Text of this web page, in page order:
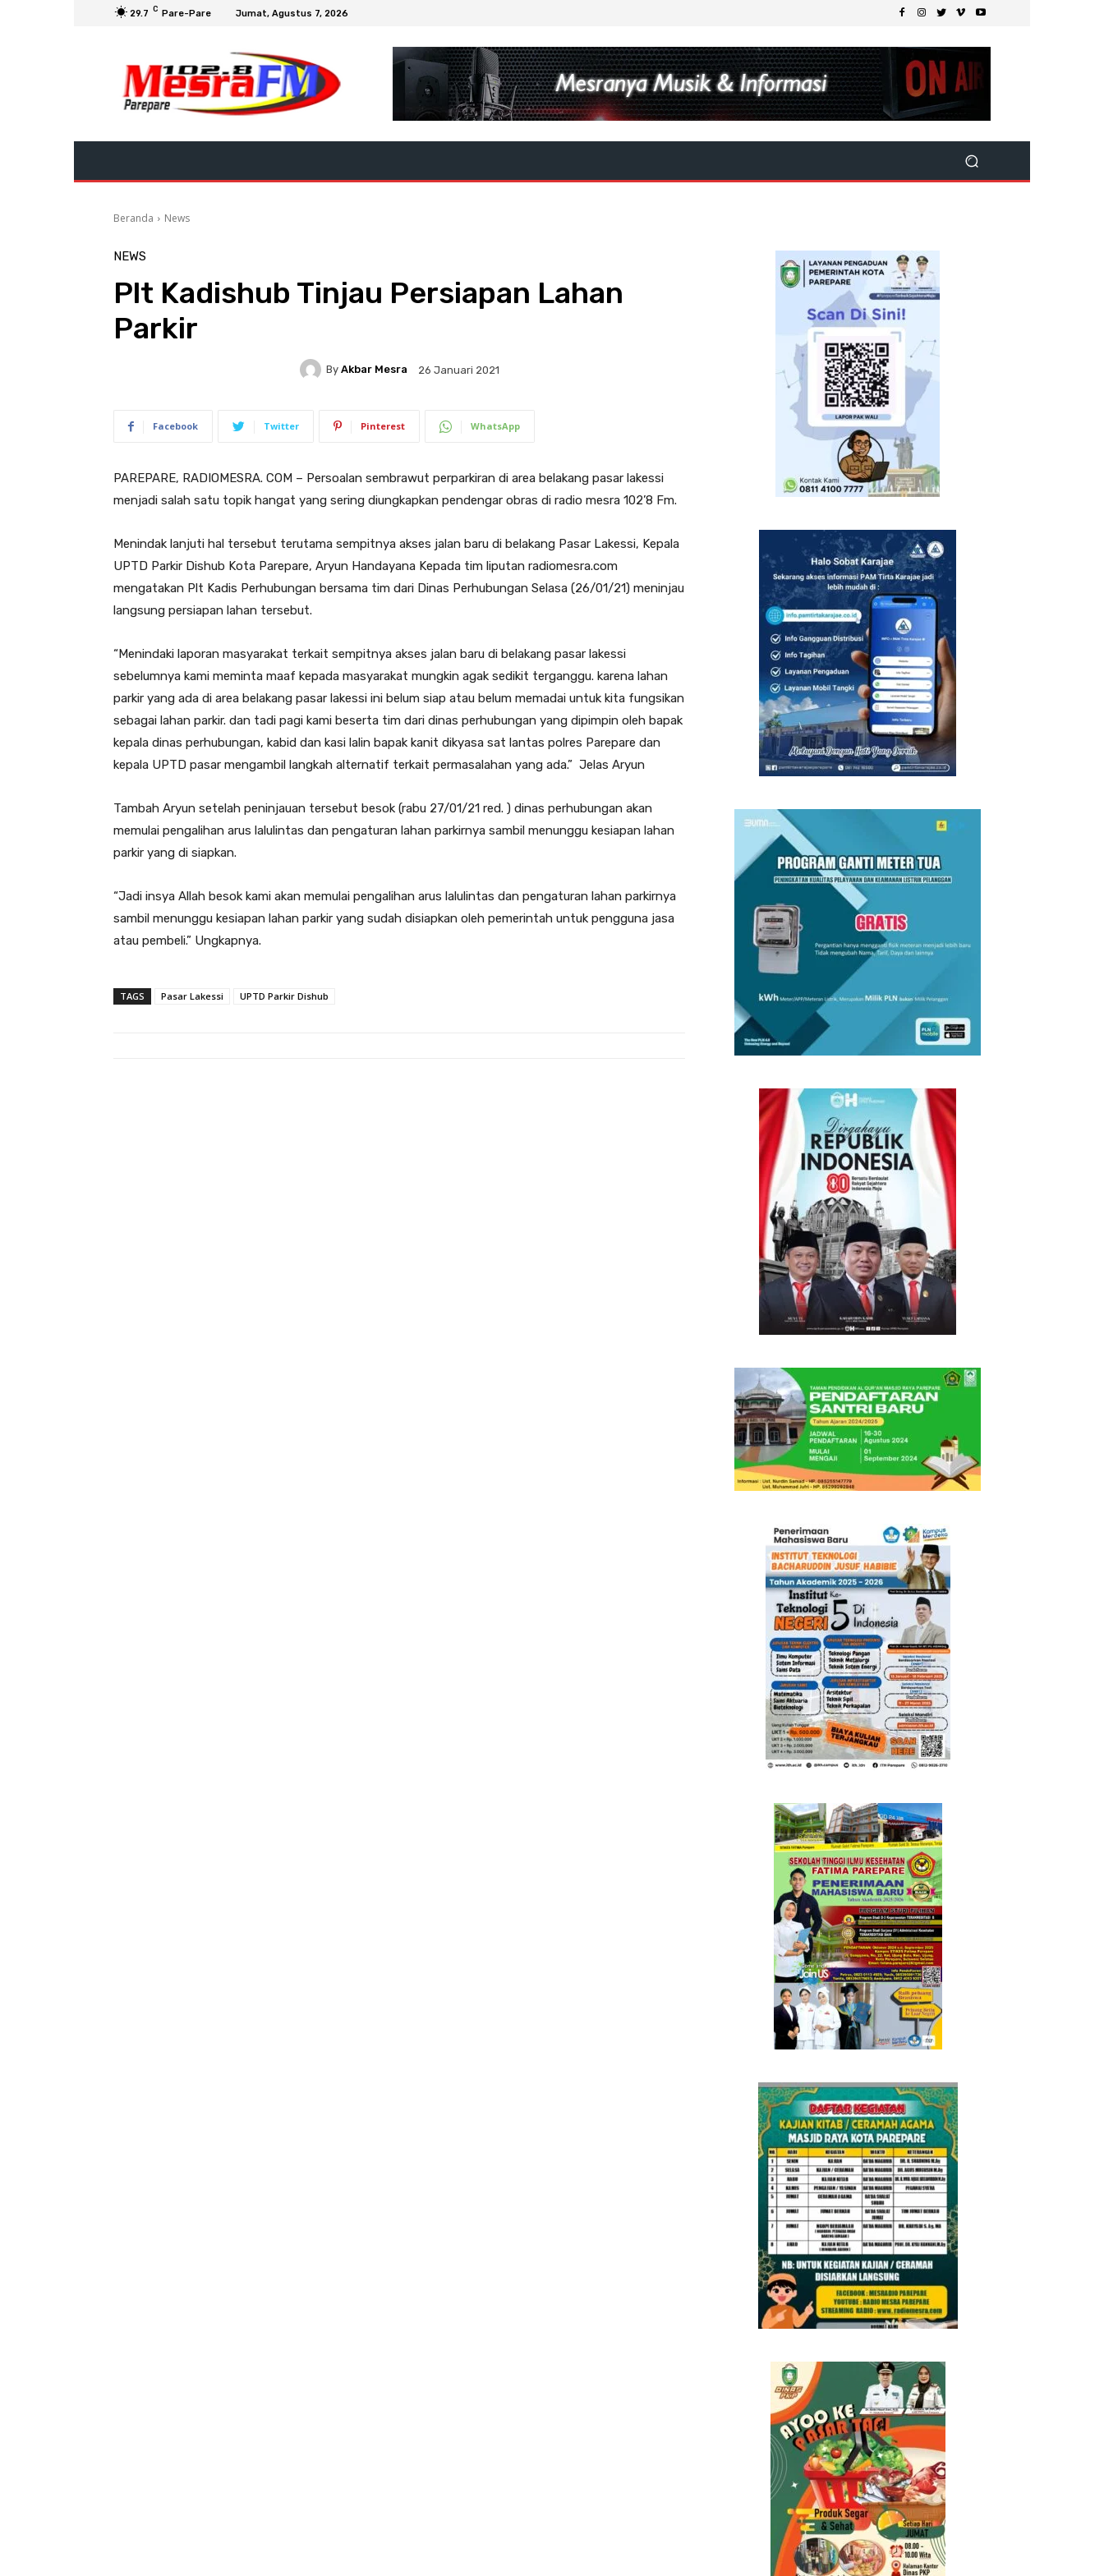
29.7 C Pare-Pare Jumat, Agustus 7, 2026
Beranda News
NEWS
Plt Kadishub Tinjau Persiapan Lahan
Parkir
By Akbar Mesra 26 Januari 2021
Facebook Twitter Pinterest WhatsApp
PAREPARE, RADIOMESRA. COM – Persoalan sembrawut perparkiran di area belakang pasar lakessi
menjadi salah satu topik hangat yang sering diungkapkan pendengar obras di radio mesra 102’8 Fm.
Menindak lanjuti hal tersebut terutama sempitnya akses jalan baru di belakang Pasar Lakessi, Kepala
UPTD Parkir Dishub Kota Parepare, Aryun Handayana Kepada tim liputan radiomesra.com
mengatakan Plt Kadis Perhubungan bersama tim dari Dinas Perhubungan Selasa (26/01/21) meninjau
langsung persiapan lahan tersebut.
“Menindaki laporan masyarakat terkait sempitnya akses jalan baru di belakang pasar lakessi
sebelumnya kami meminta maaf kepada masyarakat mungkin agak sedikit terganggu. karena lahan
parkir yang ada di area belakang pasar lakessi ini belum siap atau belum memadai untuk kita fungsikan
sebagai lahan parkir. dan tadi pagi kami beserta tim dari dinas perhubungan yang dipimpin oleh bapak
kepala dinas perhubungan, kabid dan kasi lalin bapak kanit dikyasa sat lantas polres Parepare dan
kepala UPTD pasar mengambil langkah alternatif terkait permasalahan yang ada.” Jelas Aryun
Tambah Aryun setelah peninjauan tersebut besok (rabu 27/01/21 red. ) dinas perhubungan akan
memulai pengalihan arus lalulintas dan pengaturan lahan parkirnya sambil menunggu kesiapan lahan
parkir yang di siapkan.
“Jadi insya Allah besok kami akan memulai pengalihan arus lalulintas dan pengaturan lahan parkirnya
sambil menunggu kesiapan lahan parkir yang sudah disiapkan oleh pemerintah untuk pengguna jasa
atau pembeli.” Ungkapnya.
TAGS Pasar Lakessi UPTD Parkir Dishub